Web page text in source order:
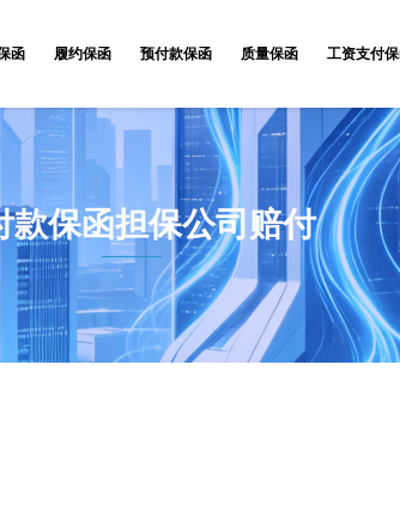
函 履约保函 预付款保函 质量保函 工资支付
款保函担保公司赔付